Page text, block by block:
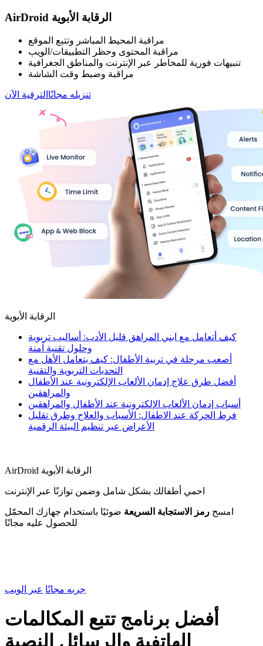
AirDroid الرقابة الأبوية
مراقبة المحيط المباشر وتتبع الموقع
مراقبة المحتوى وحظر التطبيقات/الويب
تنبيهات فورية للمخاطر عبر الإنترنت والمناطق الجغرافية
مراقبة وضبط وقت الشاشة
تنزيله مجانًا الترقية الآن
الرقابة الأبوية
كيف أتعامل مع ابني المراهق قليل الأدب: أساليب تربوية
وحلول تقنية آمنة
أصعب مرحلة في تربية الأطفال: كيف يتعامل الأهل مع
التحديات التربوية والتقنية
أفضل طرق علاج إدمان الألعاب الإلكترونية عند الأطفال
والمراهقين
أسباب إدمان الألعاب الإلكترونية عند الأطفال والمراهقين
فرط الحركة عند الاطفال: الأسباب والعلاج وطرق تقليل
الأعراض عبر تنظيم البيئة الرقمية
AirDroid الرقابة الأبوية
احمي أطفالك بشكل شامل وضمن توازنًا عبر الإنترنت
امسح رمز الاستجابة السريعة ضوئيًا باستخدام جهازك المحمّل
للحصول عليه مجانًا
جربه مجانًا عبر الويب
أفضل برنامج تتبع المكالمات
الهاتفية والرسائل النصية